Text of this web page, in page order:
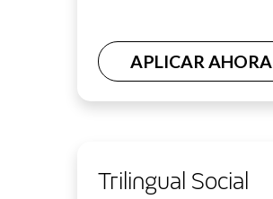
APLICAR AHORA
Trilingual Social